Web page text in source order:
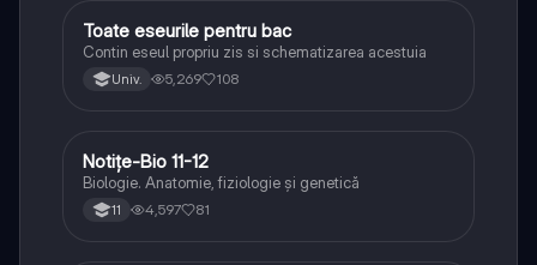
Limba și literatura română
Toate eseurile pentru bac
Contin eseul propriu zis si schematizarea acestuia
Univ. 5,269 108
Biologie
Notițe-Bio 11-12
Biologie. Anatomie, fiziologie și genetică
11 4,597 81